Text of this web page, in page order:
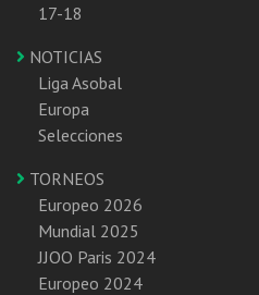
17-18
NOTICIAS
Liga Asobal
Europa
Selecciones
TORNEOS
Europeo 2026
Mundial 2025
JJOO Paris 2024
Europeo 2024